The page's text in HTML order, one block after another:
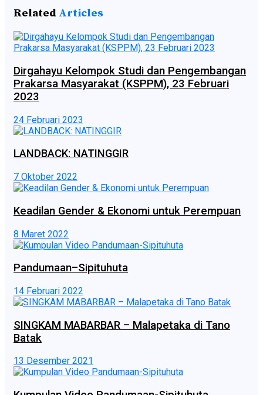
Related Articles
Dirgahayu Kelompok Studi dan Pengembangan
Prakarsa Masyarakat (KSPPM), 23 Februari
2023
24 Februari 2023
LANDBACK: NATINGGIR
7 Oktober 2022
Keadilan Gender & Ekonomi untuk Perempuan
8 Maret 2022
Pandumaan–Sipituhuta
14 Februari 2022
SINGKAM MABARBAR – Malapetaka di Tano
Batak
13 Desember 2021